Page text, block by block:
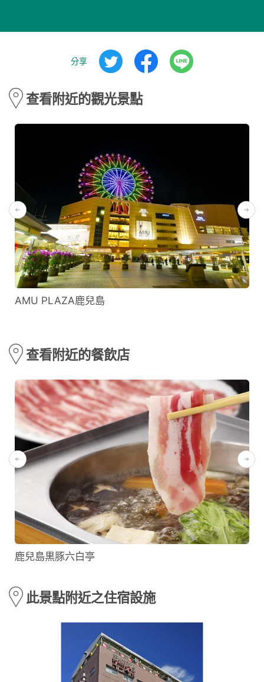
分享
查看附近的觀光景點
AMU PLAZA鹿兒島
查看附近的餐飲店
鹿兒島黒豚六白亭
此景點附近之住宿設施